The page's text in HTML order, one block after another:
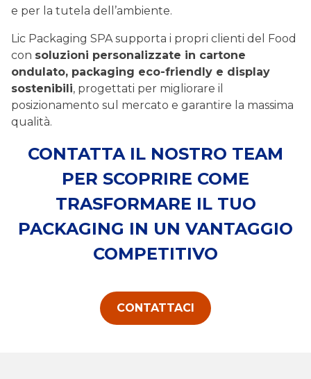
e per la tutela dell’ambiente.
Lic Packaging SPA supporta i propri clienti del Food
con soluzioni personalizzate in cartone
ondulato, packaging eco-friendly e display
sostenibili, progettati per migliorare il
posizionamento sul mercato e garantire la massima
qualità.
CONTATTA IL NOSTRO TEAM
PER SCOPRIRE COME
TRASFORMARE IL TUO
PACKAGING IN UN VANTAGGIO
COMPETITIVO
CONTATTACI